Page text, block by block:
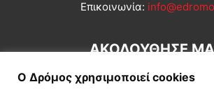
Επικοινωνία:
ΑΚΟΛΟΥΘΗΣΕ
Ο Δρόμος χρησιμοποιεί cookies